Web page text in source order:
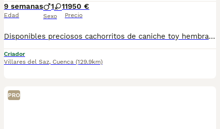
9 semanas
Edad
1 1
Sexo
1950 €
Precio
Disponibles preciosos cachorritos de caniche toy hembra y macho un verdadero encanto se entregarán primera semana de septiembre con toda la vacunación completa, para que se. Vallan fuertes y sanos con sus nuevas familias estos cachorritos que estás viendo en las fotos ya que son actuales de los cachorros disponibles, para más información no dudes en pedirnos información estaremos encantados de poderte ayudar. Un saludo Hembra 2200
Criador
Villares del Saz, Cuenca (129.9km)
PRO